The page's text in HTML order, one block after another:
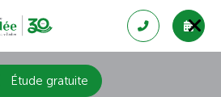
Étude gratuite
résultats